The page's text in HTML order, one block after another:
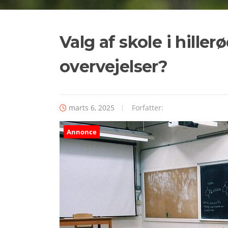
Valg af skole i
overvejelser?
marts 6, 2025 Forfatter:
Annonce